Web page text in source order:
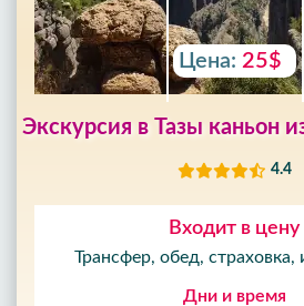
Цена: 25$
Экскурсия в Тазы каньон
4.4
Входит в цену
Трансфер, обед, страховка,
Дни и время